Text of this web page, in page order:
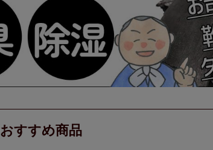
すすめ商品